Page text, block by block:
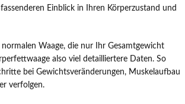
Einblick in Ihren Körperzustand und
normalen Waage, die nur Ihr Gesamtgewicht
also viel detailliertere Daten. So
bei Gewichtsveränderungen, Muskelaufbau
verfolgen.